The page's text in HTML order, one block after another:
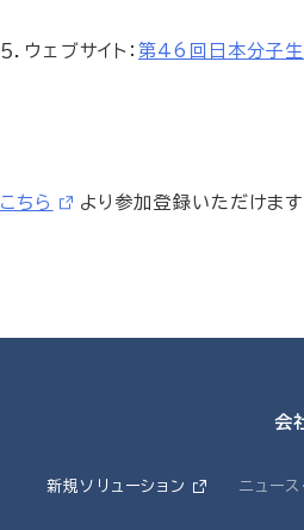
５．ウェブサイト：第46回日本分子
こちら より参加登録いただけま
会
新規ソリューション ニュース